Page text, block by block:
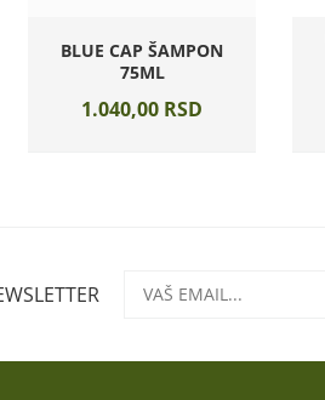
BLUE CAP ŠAMPON
75ML
1.040,00 RSD